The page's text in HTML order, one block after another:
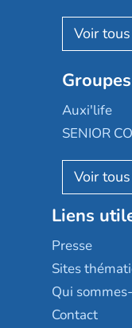
Aquarelia
Nexity
Les jardins
Occitalia
Reseda
Stella
Les villages
Sérénys
Korian
Emera
Groupe SOS
Le Noble
Almage
Résidalya
Groupe
Auxi'life
SENIOR
AGE D'OR
Liens
Presse
Sites
Qui
Contact